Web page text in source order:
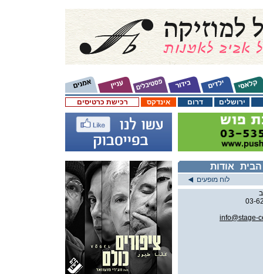
רכישת כרטיסים אינדקס דרום ירושלים
אודות
לוח מופעים
03-
info@stage-